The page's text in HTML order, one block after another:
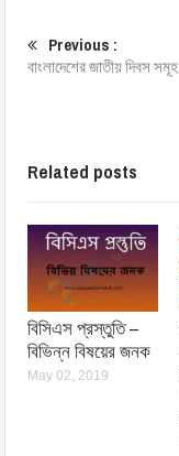
Previous :
বাংলাদেশের জাতীয় দিবস সমূহ
Related posts
বিসিএস প্রস্তুতি –
বিভিন্ন বিষয়ের জনক
May 02, 2019